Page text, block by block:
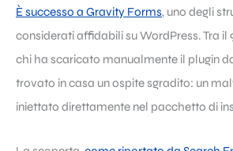
È successo a Gravity Forms, uno degli
considerati affidabili su WordPress. Tra il
chi ha scaricato manualmente il plugin
trovato in casa un ospite sgradito: un
iniettato direttamente nel pacchetto di